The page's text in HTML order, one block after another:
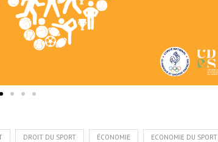
DROIT DU SPORT ÉCONOMIE ECONOMIE DU SPORT